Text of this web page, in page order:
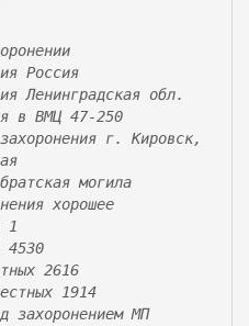
е
ш
н
я
я
с
с
ы
л
к
а
)
Россия
Ленинградская обл.
в ВМЦ 47-250
г. Кировск,
могила
хорошее
1
4530
2616
1914
захоронением МП